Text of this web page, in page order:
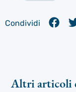
Condividi
Altri articoli